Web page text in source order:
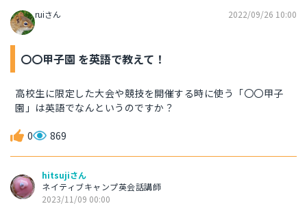
ruiさん 2022/09/26 10:00
〇〇甲子園 を英語で教えて！
高校生に限定した大会や競技を開催する時に使う「〇〇甲子
園」は英語でなんというのですか？
0 869
hitsujiさん
ネイティブキャンプ英会話講師
2023/11/09 00:00